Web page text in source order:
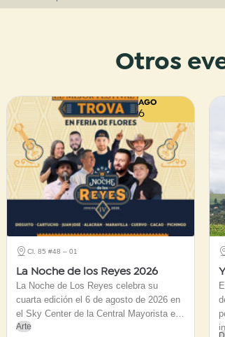
Otros
AGO
6
Cl. 85 #48 – 01
La Noche de los Reyes 2026
La Noche de Los Reyes celebra su
cuarta edición el 6 de agosto de 2026 en
el Sky Center de la Central Mayorista en
Itagüí. Consolidado como el certamen
Arte